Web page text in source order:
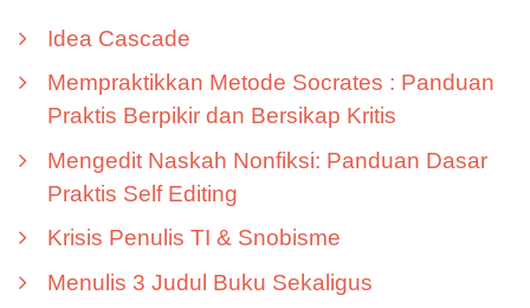
Idea Cascade
Mempraktikkan Metode Socrates : Panduan
Praktis Berpikir dan Bersikap Kritis
Mengedit Naskah Nonfiksi: Panduan Dasar
Praktis Self Editing
Krisis Penulis TI & Snobisme
Menulis 3 Judul Buku Sekaligus